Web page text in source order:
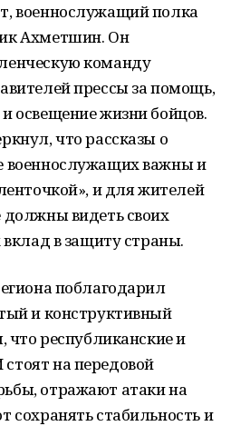
военнослужащий полка
Ахметшин. Он
команду
прессы за помощь,
освещение жизни бойцов.
что рассказы о
военнослужащих важны и
и для жителей
видеть своих
в защиту страны.
поблагодарил
и конструктивный
что республиканские и
на передовой
отражают атаки на
сохранять стабильность и